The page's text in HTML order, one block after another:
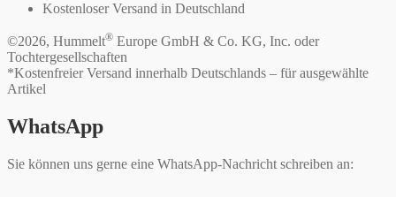
Kostenloser Versand in Deutschland
©2026, Hummelt® Europe GmbH & Co. KG, Inc. oder
Tochtergesellschaften
*Kostenfreier Versand innerhalb Deutschlands – für ausgewählte
Artikel
WhatsApp
Sie können uns gerne eine WhatsApp-Nachricht schreiben an: